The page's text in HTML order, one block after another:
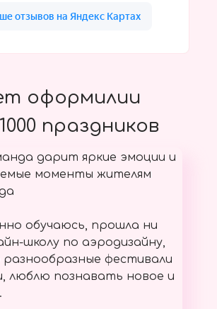
оформилии
праздников
дарит яркие эмоции и
моменты жителям
обучаюсь, прошла ни
школу по аэродизайну,
фестивали
люблю познавать новое и